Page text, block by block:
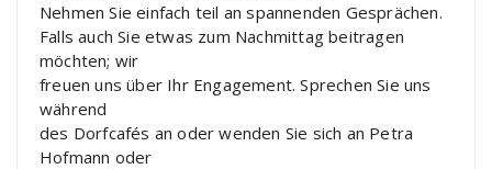
Nehmen Sie einfach teil an spannenden Gesprächen.
Falls auch Sie etwas zum Nachmittag beitragen
möchten; wir
freuen uns über Ihr Engagement. Sprechen Sie uns
während
des Dorfcafés an oder wenden Sie sich an Petra
Hofmann oder